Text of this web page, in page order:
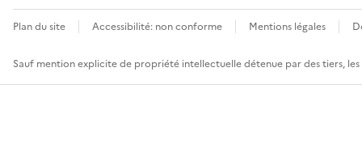
Plan du site Accessibilité: non conforme Mentions légales
Sauf mention explicite de propriété intellectuelle détenue par des tiers,